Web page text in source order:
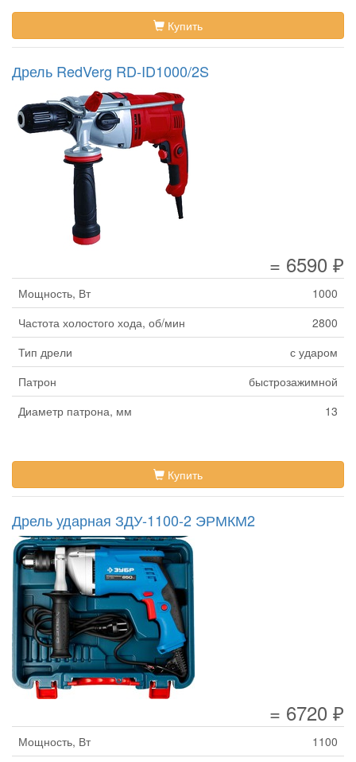
Купить
Дрель RedVerg RD-ID1000/2S
= 6590 ₽
Мощность, Вт
1000
Частота холостого хода, об/мин
2800
Тип дрели
с ударом
Патрон
быстрозажимной
Диаметр патрона, мм
13
Купить
Дрель ударная ЗДУ-1100-2 ЭРМКМ2
= 6720 ₽
Мощность, Вт
1100